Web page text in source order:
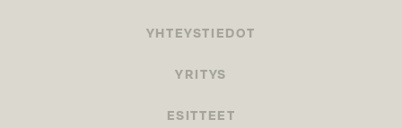
YHTEYSTIEDOT
YRITYS
ESITTEET